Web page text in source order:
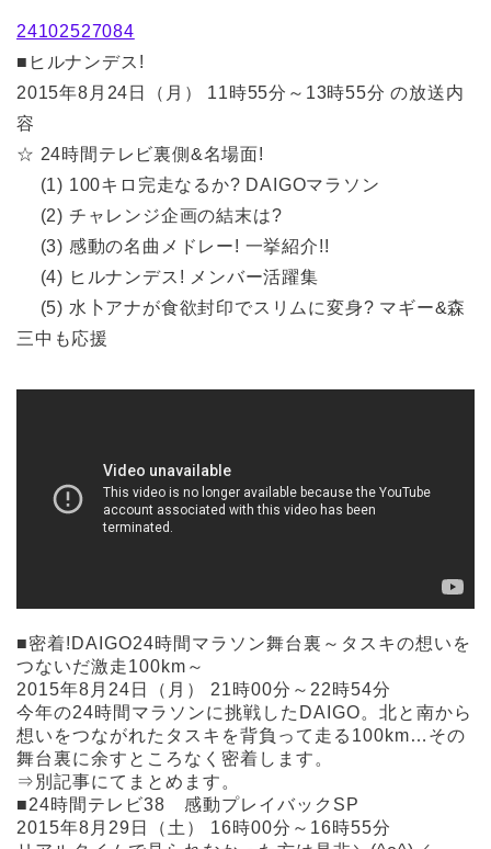
24102527084
■ヒルナンデス!
2015年8月24日（月） 11時55分～13時55分 の放送内
容
☆ 24時間テレビ裏側&名場面!
(1) 100キロ完走なるか? DAIGOマラソン
(2) チャレンジ企画の結末は?
(3) 感動の名曲メドレー! 一挙紹介!!
(4) ヒルナンデス! メンバー活躍集
(5) 水卜アナが食欲封印でスリムに変身? マギー&森
三中も応援
■密着!DAIGO24時間マラソン舞台裏～タスキの想いを
つないだ激走100km～
2015年8月24日（月） 21時00分～22時54分
今年の24時間マラソンに挑戦したDAIGO。北と南から
想いをつながれたタスキを背負って走る100km…その
舞台裏に余すところなく密着します。
⇒別記事にてまとめます。
■24時間テレビ38 感動プレイバックSP
2015年8月29日（土） 16時00分～16時55分